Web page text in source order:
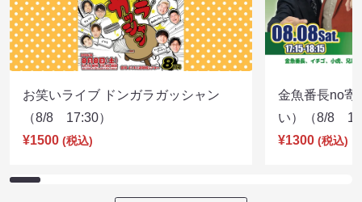
お笑いライブ ドンガラガッシャン
（8/8 17:30）
¥1500 (税込)
金魚番長no寄
い）（8/8
¥1300 (税込)